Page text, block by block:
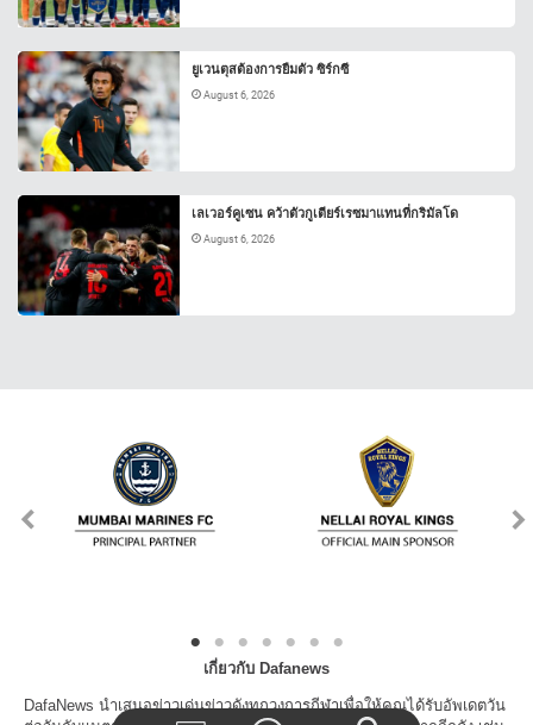
ยูเวนตุสต้องการยืมตัว ซิร์กซี
August 6, 2026
เลเวอร์คูเซน คว้าตัวกูเตียร์เรซมาแทนที่กริมัลโด
August 6, 2026
เกี่ยวกับ Dafanews
DafaNews นำเสนอข่าวเด่นข่าวดังทุกวงการกีฬาเพื่อให้คุณได้รับอัพเดตวัน